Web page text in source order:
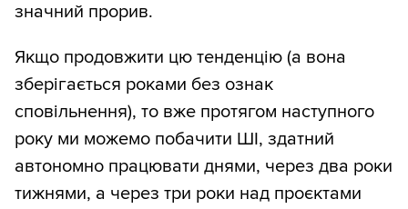
значний прорив.
Якщо продовжити цю тенденцію (а вона
зберігається роками без ознак
сповільнення), то вже протягом наступного
року ми можемо побачити ШІ, здатний
автономно працювати днями, через два роки
тижнями, а через три роки над проєктами